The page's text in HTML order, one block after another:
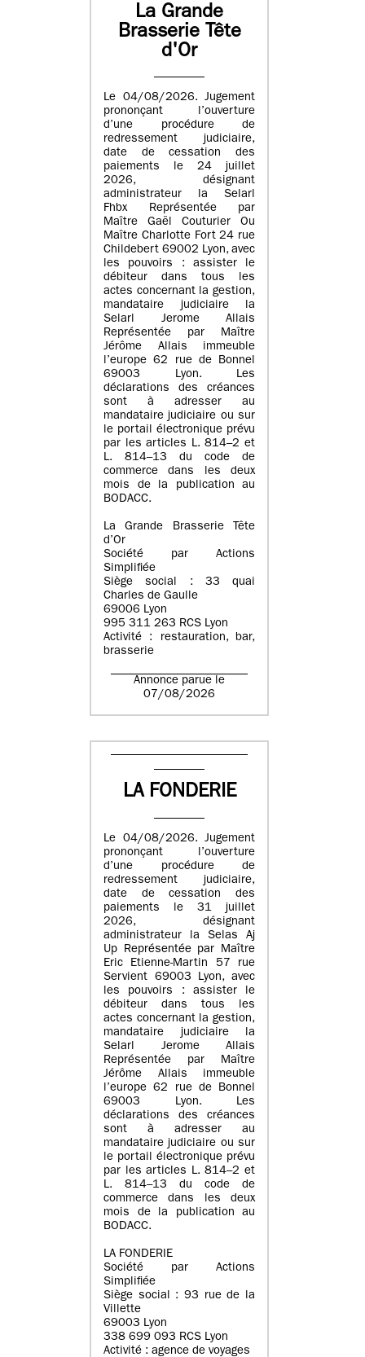
La Grande
Brasserie Tête
d'Or
Le 04/08/2026. Jugement
prononçant l’ouverture
d’une procédure de
redressement judiciaire,
date de cessation des
paiements le 24 juillet
2026, désignant
administrateur la Selarl
Fhbx Représentée par
Maître Gaël Couturier Ou
Maître Charlotte Fort 24 rue
Childebert 69002 Lyon, avec
les pouvoirs : assister le
débiteur dans tous les
actes concernant la gestion,
mandataire judiciaire la
Selarl Jerome Allais
Représentée par Maître
Jérôme Allais immeuble
l’europe 62 rue de Bonnel
69003 Lyon. Les
déclarations des créances
sont à adresser au
mandataire judiciaire ou sur
le portail électronique prévu
par les articles L. 814–2 et
L. 814–13 du code de
commerce dans les deux
mois de la publication au
BODACC.
La Grande Brasserie Tête
d’Or
Société par Actions
Simplifiée
Siège social : 33 quai
Charles de Gaulle
69006 Lyon
995 311 263 RCS Lyon
Activité : restauration, bar,
brasserie
Annonce parue le
07/08/2026
LA FONDERIE
Le 04/08/2026. Jugement
prononçant l’ouverture
d’une procédure de
redressement judiciaire,
date de cessation des
paiements le 31 juillet
2026, désignant
administrateur la Selas Aj
Up Représentée par Maître
Eric Etienne-Martin 57 rue
Servient 69003 Lyon, avec
les pouvoirs : assister le
débiteur dans tous les
actes concernant la gestion,
mandataire judiciaire la
Selarl Jerome Allais
Représentée par Maître
Jérôme Allais immeuble
l’europe 62 rue de Bonnel
69003 Lyon. Les
déclarations des créances
sont à adresser au
mandataire judiciaire ou sur
le portail électronique prévu
par les articles L. 814–2 et
L. 814–13 du code de
commerce dans les deux
mois de la publication au
BODACC.
LA FONDERIE
Société par Actions
Simplifiée
Siège social : 93 rue de la
Villette
69003 Lyon
338 699 093 RCS Lyon
Activité : agence de voyages